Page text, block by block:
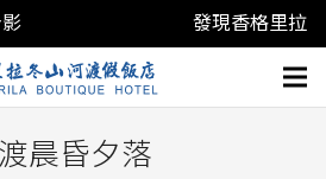
發現香格里拉
晨昏夕落